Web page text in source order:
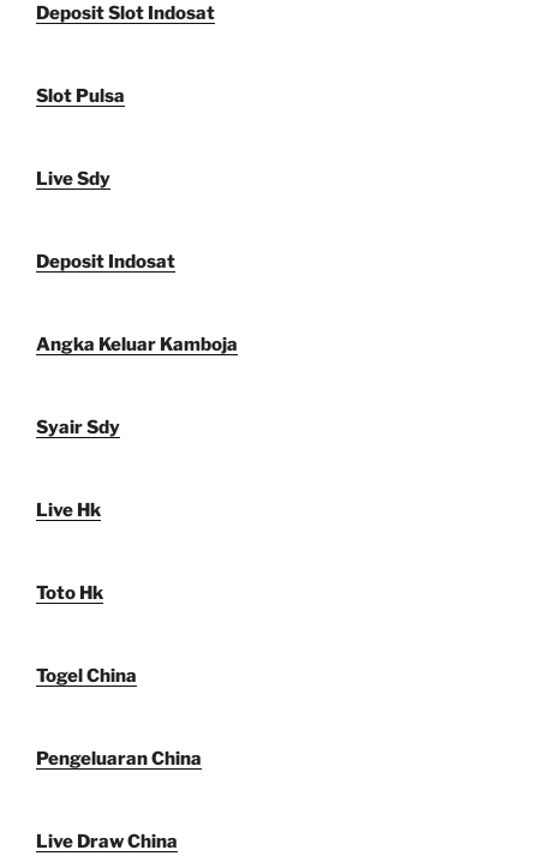
Deposit Slot Indosat
Slot Pulsa
Live Sdy
Deposit Indosat
Angka Keluar Kamboja
Syair Sdy
Live Hk
Toto Hk
Togel China
Pengeluaran China
Live Draw China